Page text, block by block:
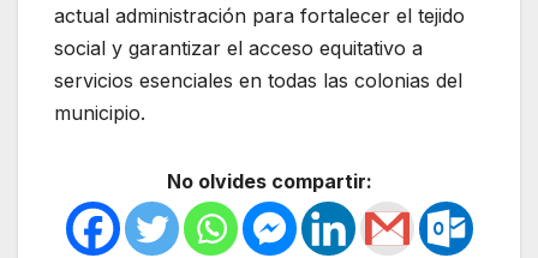
actual administración para fortalecer el tejido
social y garantizar el acceso equitativo a
servicios esenciales en todas las colonias del
municipio.
No olvides compartir: